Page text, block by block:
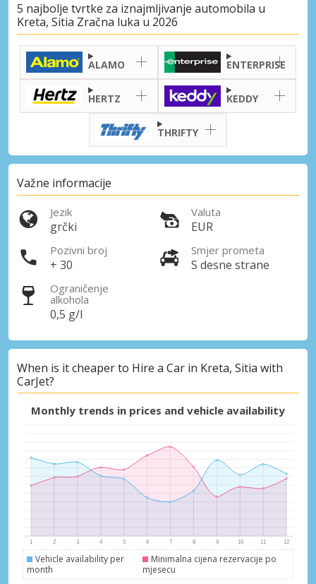
5 najbolje tvrtke za iznajmljivanje automobila u
Kreta, Sitia Zračna luka u 2026
ALAMO ENTERPRISE
HERTZ KEDDY
THRIFTY
Važne informacije
Jezik
grčki
Valuta
EUR
Pozivni broj
+ 30
Smjer prometa
S desne strane
Ograničenje
alkohola
0,5 g/l
When is it cheaper to Hire a Car in Kreta, Sitia with
CarJet?
Monthly trends in prices and vehicle availability
Vehicle availability per
month
Minimalna cijena rezervacije po
mjesecu
Pristupite ekskluzivnim ponudama naših